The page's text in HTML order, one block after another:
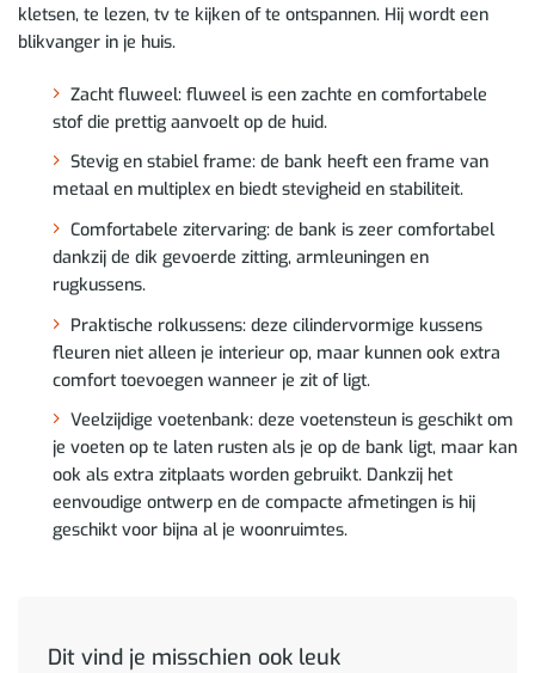
kletsen, te lezen, tv te kijken of te ontspannen. Hij wordt een
blikvanger in je huis.
Zacht fluweel: fluweel is een zachte en comfortabele
stof die prettig aanvoelt op de huid.
Stevig en stabiel frame: de bank heeft een frame van
metaal en multiplex en biedt stevigheid en stabiliteit.
Comfortabele zitervaring: de bank is zeer comfortabel
dankzij de dik gevoerde zitting, armleuningen en
rugkussens.
Praktische rolkussens: deze cilindervormige kussens
fleuren niet alleen je interieur op, maar kunnen ook extra
comfort toevoegen wanneer je zit of ligt.
Veelzijdige voetenbank: deze voetensteun is geschikt om
je voeten op te laten rusten als je op de bank ligt, maar kan
ook als extra zitplaats worden gebruikt. Dankzij het
eenvoudige ontwerp en de compacte afmetingen is hij
geschikt voor bijna al je woonruimtes.
Dit vind je misschien ook leuk